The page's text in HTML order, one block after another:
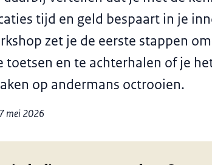
tijd en geld bespaart in je
zet je de eerste stappen
toetsen en te achterhalen of je
op andermans octrooien.
mei 2026